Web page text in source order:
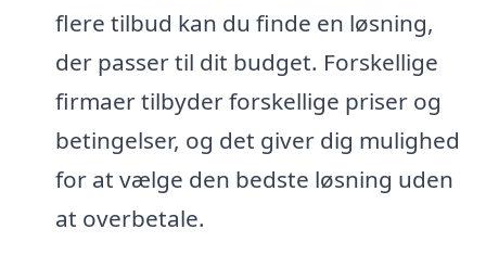
flere tilbud kan du finde en løsning,
der passer til dit budget. Forskellige
firmaer tilbyder forskellige priser og
betingelser, og det giver dig mulighed
for at vælge den bedste løsning uden
at overbetale.